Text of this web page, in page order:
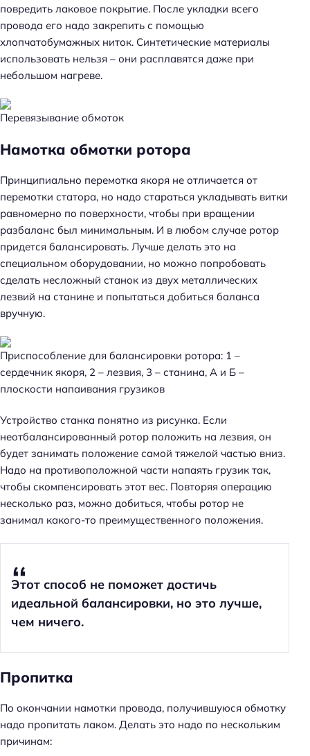
повредить лаковое покрытие. После укладки всего
провода его надо закрепить с помощью
хлопчатобумажных ниток. Синтетические материалы
использовать нельзя – они расплавятся даже при
небольшом нагреве.
Перевязывание обмоток
Намотка обмотки ротора
Принципиально перемотка якоря не отличается от
перемотки статора, но надо стараться укладывать витки
равномерно по поверхности, чтобы при вращении
разбаланс был минимальным. И в любом случае ротор
придется балансировать. Лучше делать это на
специальном оборудовании, но можно попробовать
сделать несложный станок из двух металлических
лезвий на станине и попытаться добиться баланса
вручную.
Приспособление для балансировки ротора: 1 –
сердечник якоря, 2 – лезвия, 3 – станина, А и Б –
плоскости напаивания грузиков
Устройство станка понятно из рисунка. Если
неотбалансированный ротор положить на лезвия, он
будет занимать положение самой тяжелой частью вниз.
Надо на противоположной части напаять грузик так,
чтобы скомпенсировать этот вес. Повторяя операцию
несколько раз, можно добиться, чтобы ротор не
занимал какого-то преимущественного положения.
Этот способ не поможет достичь
идеальной балансировки, но это лучше,
чем ничего.
Пропитка
По окончании намотки провода, получившуюся обмотку
надо пропитать лаком. Делать это надо по нескольким
причинам: